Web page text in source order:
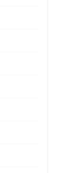
23895-265
UFRRJ)